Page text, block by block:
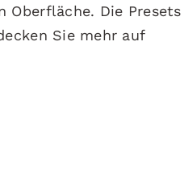
Die Presets
Sie mehr auf